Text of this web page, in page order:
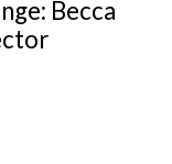
Becca